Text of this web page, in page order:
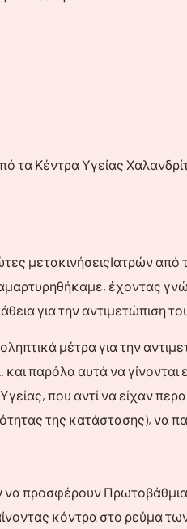
τα Κέντρα Υγείας
μετακινήσειςΙατρών
έχοντας
για την αντιμετώπιση
μέτρα για την
παρόλα αυτά να
που αντί να είχαν
της κατάστασης), να
προσφέρουν
κόντρα στο ρεύμα